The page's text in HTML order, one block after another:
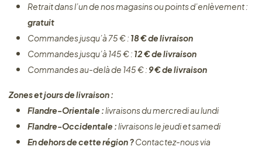
Retrait dans l’un de nos magasins ou points d’enlèvement :
gratuit
Commandes jusqu’à 75 € : 18 € de livraison
Commandes jusqu’à 145 € : 12 € de livraison
Commandes au-delà de 145 € : 9 € de livraison
Zones et jours de livraison :
Flandre-Orientale :livraisons du mercredi au lundi
Flandre-Occidentale :livraisons le jeudi et samedi
En dehors de cette région ?Contactez-nous via